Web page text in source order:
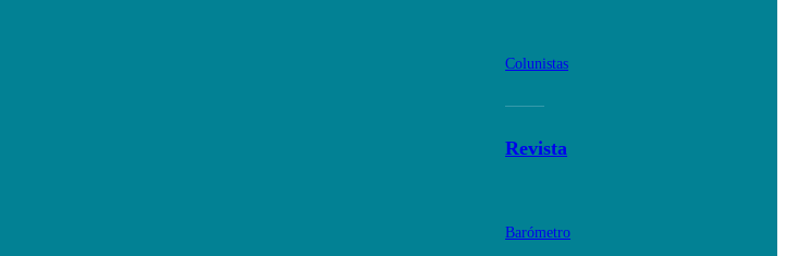
Colunistas
Revista
Barómetro